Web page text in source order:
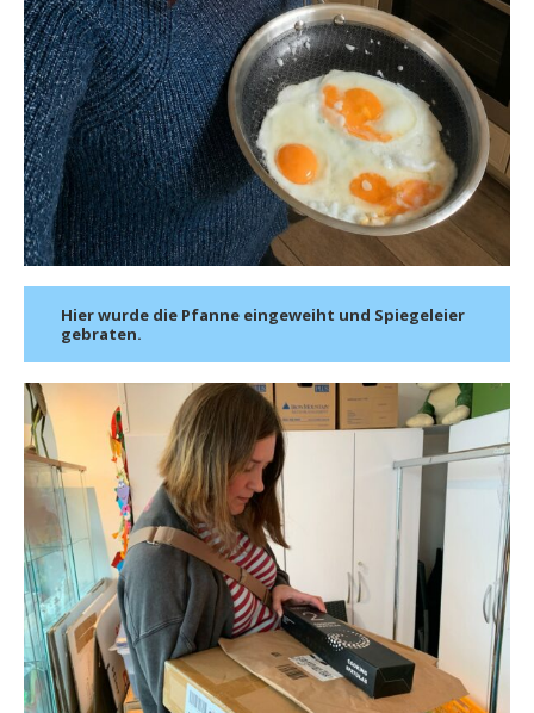
Hier wurde die Pfanne eingeweiht und Spiegeleier
gebraten.